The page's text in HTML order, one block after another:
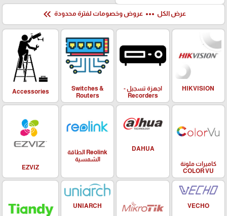
عرض الكل more_horiz عروض وخصومات لفترة محدودة keyboard_double_arrow_left
HIKVISION
اجهزة تسجيل -
Recorders
Switches &
Routers
Accessories
كاميرات ملونة
COLOR VU
DAHUA
Reolink الطاقة
الشمسية
EZVIZ
VECHO
UNIARCH